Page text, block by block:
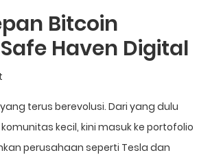
Bitcoin
Haven Digital
yang terus berevolusi. Dari yang dulu
kecil, kini masuk ke portofolio
perusahaan seperti Tesla dan